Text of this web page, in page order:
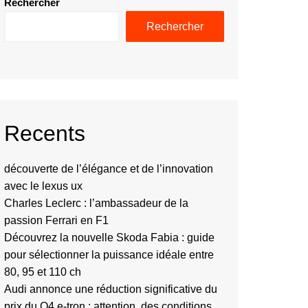
Rechercher
Rechercher
Recents
découverte de l’élégance et de l’innovation
avec le lexus ux
Charles Leclerc : l’ambassadeur de la
passion Ferrari en F1
Découvrez la nouvelle Skoda Fabia : guide
pour sélectionner la puissance idéale entre
80, 95 et 110 ch
Audi annonce une réduction significative du